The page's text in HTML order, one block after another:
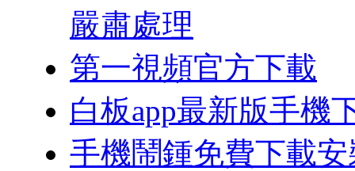
嚴肅處理
第一視頻官方下載
白板app最新版手機
手機鬧鍾免費下載安